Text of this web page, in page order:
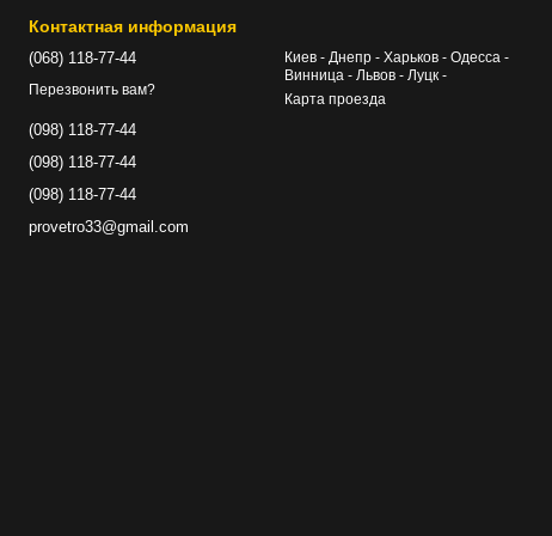
Контактная информация
(068) 118-77-44
Перезвонить вам?
(098) 118-77-44
(098) 118-77-44
(098) 118-77-44
provetro33@gmail.com
Киев - Днепр - Харьков - Одесса -
Винница - Львов - Луцк -
Карта проезда